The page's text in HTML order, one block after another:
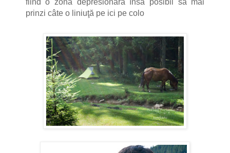
prinzi câte o liniuţă pe ici pe colo